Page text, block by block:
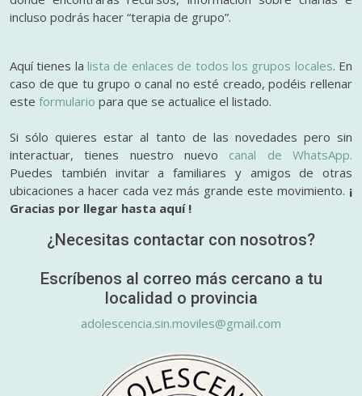
incluso podrás hacer “terapia de grupo”.
Aquí tienes lalista de enlaces de todos los grupos locales. En
caso de que tu grupo o canal no esté creado, podéis rellenar
este formulario para que se actualice el listado.
Si sólo quieres estar al tanto de las novedades pero sin
interactuar, tienes nuestro nuevo canal de WhatsApp.
Puedes también invitar a familiares y amigos de otras
ubicaciones a hacer cada vez más grande este movimiento. ¡
Gracias por llegar hasta aquí !
¿Necesitas contactar con nosotros?
Escríbenos al correo más cercano a tu
localidad o provincia
adolescencia.sin.moviles@gmail.com